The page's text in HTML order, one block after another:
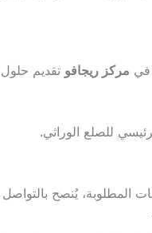
في مركز ريجافو تقديم
للصلع الوراثي.
المطلوبة، يُنصح